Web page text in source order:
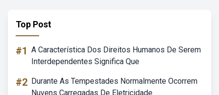
Top Post
#1 A Característica Dos Direitos Humanos De Serem
Interdependentes Significa Que
#2 Durante As Tempestades Normalmente Ocorrem
Nuvens Carregadas De Eletricidade